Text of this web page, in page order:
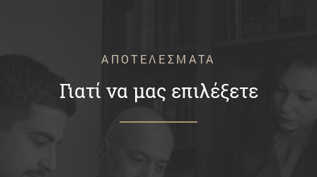
ΑΠΟΤΕΛΕΣΜΑΤΑ
Γιατί να μας επιλέξετε